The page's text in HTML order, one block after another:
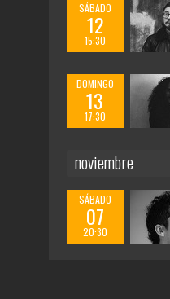
SÁBADO
12
15:30
DOMINGO
13
17:30
noviembre
SÁBADO
07
20:30